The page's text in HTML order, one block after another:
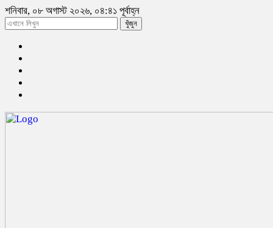
শনিবার, ০৮ অগাস্ট ২০২৬, ০৪:৪১ পূর্বাহ্ন
খুঁজুন